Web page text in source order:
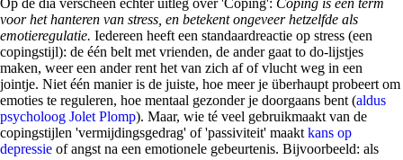
Op de dia verscheen echter uitleg over 'Coping': Coping is een term
voor het hanteren van stress, en betekent ongeveer hetzelfde als
emotieregulatie. Iedereen heeft een standaardreactie op stress (een
copingstijl): de één belt met vrienden, de ander gaat to do-lijstjes
maken, weer een ander rent het van zich af of vlucht weg in een
jointje. Niet één manier is de juiste, hoe meer je überhaupt probeert om
emoties te reguleren, hoe mentaal gezonder je doorgaans bent (aldus
psycholoog Jolet Plomp). Maar, wie té veel gebruikmaakt van de
copingstijlen 'vermijdingsgedrag' of 'passiviteit' maakt kans op
depressie of angst na een emotionele gebeurtenis. Bijvoorbeeld: als